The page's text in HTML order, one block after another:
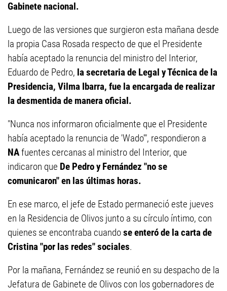
Gabinete nacional.
Luego de las versiones que surgieron esta mañana desde
la propia Casa Rosada respecto de que el Presidente
había aceptado la renuncia del ministro del Interior,
Eduardo de Pedro, la secretaria de Legal y Técnica de la
Presidencia, Vilma Ibarra, fue la encargada de realizar
la desmentida de manera oficial.
"Nunca nos informaron oficialmente que el Presidente
había aceptado la renuncia de 'Wado'", respondieron a
NAfuentes cercanas al ministro del Interior, que
indicaron que De Pedro y Fernández "no se
comunicaron" en las últimas horas.
En ese marco, el jefe de Estado permaneció este jueves
en la Residencia de Olivos junto a su círculo íntimo, con
quienes se encontraba cuandose enteró de la carta de
Cristina "por las redes" sociales.
Por la mañana, Fernández se reunió en su despacho de la
Jefatura de Gabinete de Olivos con los gobernadores de